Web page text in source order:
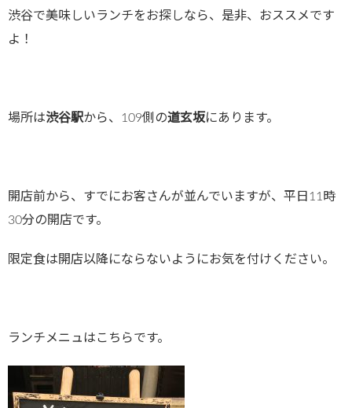
渋谷で美味しいランチをお探しなら、是非、おススメです
よ！
場所は渋谷駅から、109側の道玄坂にあります。
開店前から、すでにお客さんが並んでいますが、平日11時
30分の開店です。
限定食は開店以降にならないようにお気を付けください。
ランチメニュはこちらです。